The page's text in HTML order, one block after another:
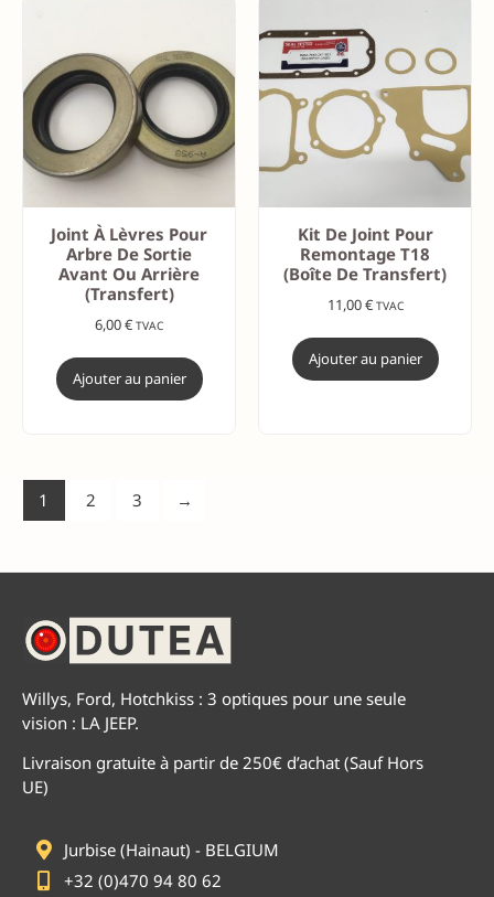
Joint À Lèvres Pour
Arbre De Sortie
Avant Ou Arrière
(transfert)
6,00€ TVAC
Ajouter au panier
Kit De Joint Pour
Remontage T18
(Boîte De Transfert)
11,00€ TVAC
Ajouter au panier
1 2 3 →
Willys, Ford, Hotchkiss : 3 optiques pour une seule
vision : LA JEEP.
Livraison gratuite à partir de 250€ d’achat (Sauf Hors
UE)
Jurbise (Hainaut) - BELGIUM
+32 (0)470 94 80 62